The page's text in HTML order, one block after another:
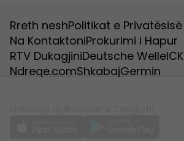
Rreth neshPolitikat e Privatësisë
Na KontaktoniProkurimi i Hapur
RTV DukagjiniDeutsche WelleICK
Ndreqe.comShkabajGermin